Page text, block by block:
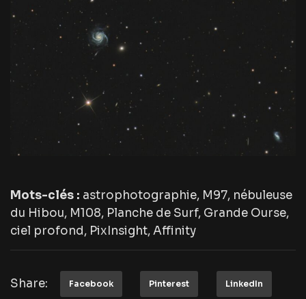
Mots-clés : astrophotographie, M97, nébuleuse
du Hibou, M108, Planche de Surf, Grande Ourse,
ciel profond, PixInsight, Affinity
Share: Facebook Pinterest LinkedIn